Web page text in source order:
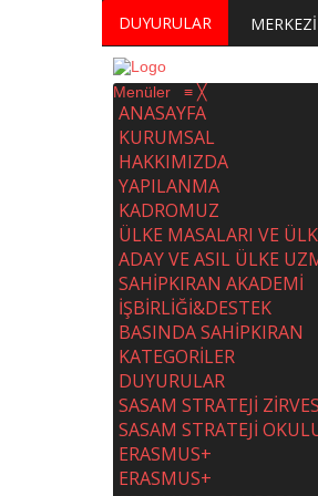
DUYURULAR
Menüler ≡ ╳
ANASAYFA
KURUMSAL
HAKKIMIZDA
YAPILANMA
KADROMUZ
ÜLKE MASALARI VE
ADAY VE ASIL ÜLKE
SAHİPKIRAN AKADEMİ
İŞBİRLİĞİ&DESTEK
BASINDA SAHİPKIRAN
KATEGORİLER
DUYURULAR
SASAM STRATEJİ
SASAM STRATEJİ
ERASMUS+
ERASMUS+